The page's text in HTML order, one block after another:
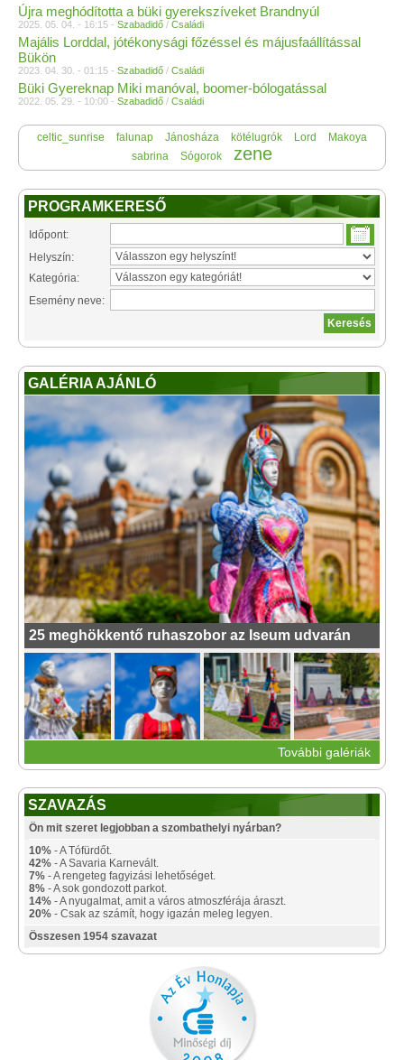
Újra meghódította a büki gyerekszíveket Brandnyúl
2025. 05. 04. - 16:15 - Szabadidő / Családi
Majális Lorddal, jótékonysági főzéssel és májusfaállítással
Bükön
2023. 04. 30. - 01:15 - Szabadidő / Családi
Büki Gyereknap Miki manóval, boomer-bólogatással
2022. 05. 29. - 10:00 - Szabadidő / Családi
celtic_sunrise falunap Jánosháza kötélugrók Lord
Makoya
sabrina
Sógorok zene
PROGRAMKERESŐ
Időpont:
Helyszín:
Kategória:
Esemény neve:
GALÉRIA AJÁNLÓ
25 meghökkentő ruhaszobor az Iseum udvarán
További galériák
SZAVAZÁS
Ön mit szeret legjobban a szombathelyi nyárban?
10% - A Tófürdőt.
42% - A Savaria Karnevált.
7% - A rengeteg fagyizási lehetőséget.
8% - A sok gondozott parkot.
14% - A nyugalmat, amit a város atmoszférája áraszt.
20% - Csak az számít, hogy igazán meleg legyen.
Összesen 1954 szavazat